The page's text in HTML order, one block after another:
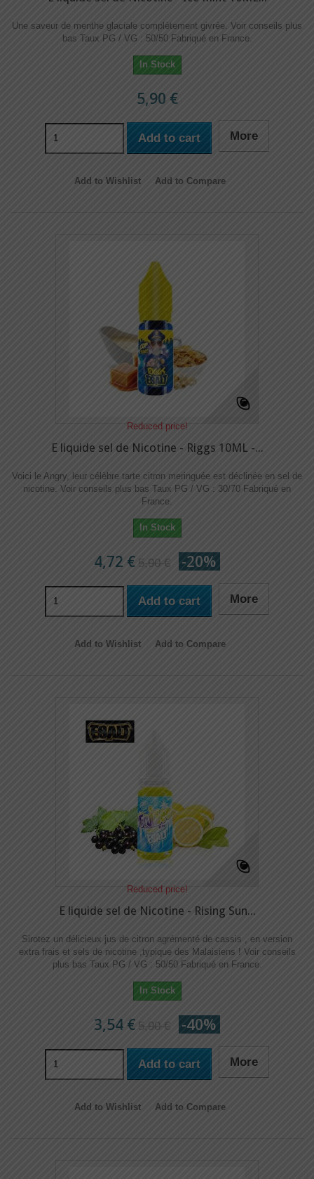
Une saveur de menthe glaciale complètement givrée.​​ Voir conseils plus
bas Taux PG / VG : 50/50 Fabriqué en France.
In Stock
5,90 €
Add to cart More
Add to Wishlist Add to Compare
Reduced price!
E liquide sel de Nicotine - Riggs 10ML -...
Voici le Angry, leur célèbre tarte citron meringuée est déclinée en sel de
nicotine.​​ Voir conseils plus bas Taux PG / VG : 30/70 Fabriqué en
France.
In Stock
4,72 € 5,90 € -20%
Add to cart More
Add to Wishlist Add to Compare
Reduced price!
E liquide sel de Nicotine - Rising Sun...
Sirotez un délicieux jus de citron agrémenté de cassis , en version
extra frais et sels de nicotine ,typique des Malaisiens ! Voir conseils
plus bas Taux PG / VG : 50/50 Fabriqué en France.
In Stock
3,54 € 5,90 € -40%
Add to cart More
Add to Wishlist Add to Compare